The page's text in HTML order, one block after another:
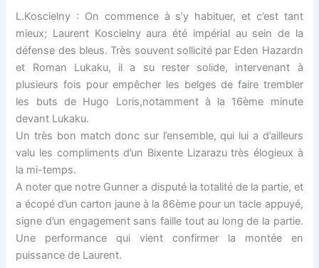
L.Koscielny : On commence à s’y habituer, et c’est tant
mieux; Laurent Koscielny aura été impérial au sein de la
défense des bleus. Très souvent sollicité par Eden Hazardn
et Roman Lukaku, il a su rester solide, intervenant à
plusieurs fois pour empêcher les belges de faire trembler
les buts de Hugo Loris,notamment à la 16ème minute
devant Lukaku.
Un très bon match donc sur l’ensemble, qui lui a d’ailleurs
valu les compliments d’un Bixente Lizarazu très élogieux à
la mi-temps.
A noter que notre Gunner a disputé la totalité de la partie, et
a écopé d’un carton jaune à la 86ème pour un tacle appuyé,
signe d’un engagement sans faille tout au long de la partie.
Une performance qui vient confirmer la montée en
puissance de Laurent.